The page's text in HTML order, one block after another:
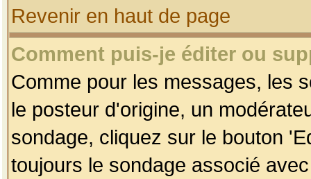
Revenir en haut de page
Comment puis-je éditer ou
Comme pour les messages, les
le posteur d'origine, un
sondage, cliquez sur le bouton
toujours le sondage associé